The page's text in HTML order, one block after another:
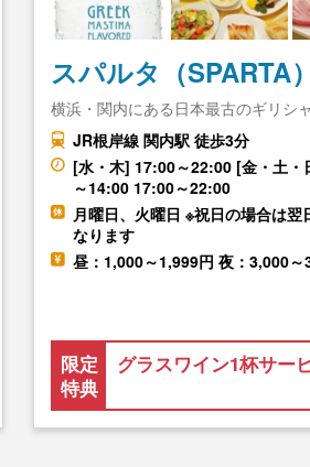
スパルタ（SPARTA）
横浜・関内にある日本最古のギリシ
JR根岸線 関内駅 徒歩3分
[水・木] 17:00～22:00 [金・土・
～14:00 17:00～22:00
月曜日、火曜日 ※祝日の場合は翌
なります
昼：1,000～1,999円 夜：3,000～
限定
特典
グラスワイン1杯サー